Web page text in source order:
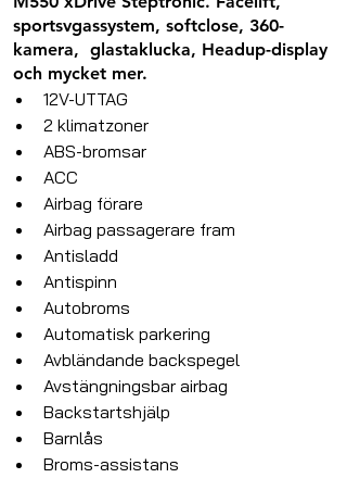
sportsvgassystem, softclose, 360-
kamera, glastaklucka, Headup-display
och mycket mer.
12V-UTTAG
2 klimatzoner
ABS-bromsar
ACC
Airbag förare
Airbag passagerare fram
Antisladd
Antispinn
Autobroms
Automatisk parkering
Avbländande backspegel
Avstängningsbar airbag
Backstartshjälp
Barnlås
Broms-assistans